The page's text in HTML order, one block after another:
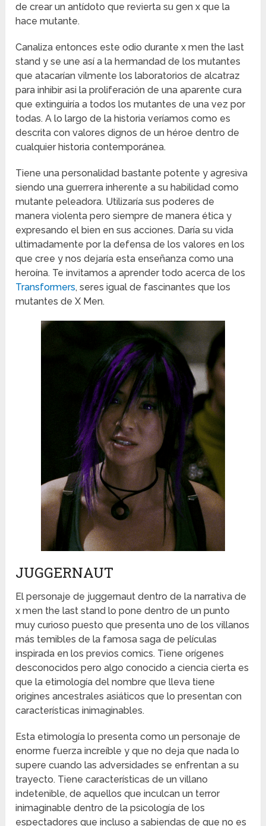
de crear un antídoto que revierta su gen x que la
hace mutante.
Canaliza entonces este odio durante x men the last
stand y se une así a la hermandad de los mutantes
que atacarían vilmente los laboratorios de alcatraz
para inhibir asi la proliferación de una aparente cura
que extinguiría a todos los mutantes de una vez por
todas. A lo largo de la historia veríamos como es
descrita con valores dignos de un héroe dentro de
cualquier historia contemporánea.
Tiene una personalidad bastante potente y agresiva
siendo una guerrera inherente a su habilidad como
mutante peleadora. Utilizaría sus poderes de
manera violenta pero siempre de manera ética y
expresando el bien en sus acciones. Daría su vida
ultimadamente por la defensa de los valores en los
que cree y nos dejaría esta enseñanza como una
heroína. Te invitamos a aprender todo acerca de los
Transformers, seres igual de fascinantes que los
mutantes de X Men.
JUGGERNAUT
El personaje de juggernaut dentro de la narrativa de
x men the last stand lo pone dentro de un punto
muy curioso puesto que presenta uno de los villanos
más temibles de la famosa saga de películas
inspirada en los previos comics. Tiene orígenes
desconocidos pero algo conocido a ciencia cierta es
que la etimología del nombre que lleva tiene
origines ancestrales asiáticos que lo presentan con
características inimaginables.
Esta etimología lo presenta como un personaje de
enorme fuerza increíble y que no deja que nada lo
supere cuando las adversidades se enfrentan a su
trayecto. Tiene características de un villano
indetenible, de aquellos que inculcan un terror
inimaginable dentro de la psicología de los
espectadores que incluso a sabiendas de que no es